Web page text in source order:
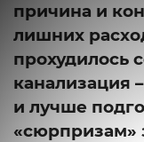
причина и
лишних
прохудилось
канализация
и лучше
«сюрпризам»